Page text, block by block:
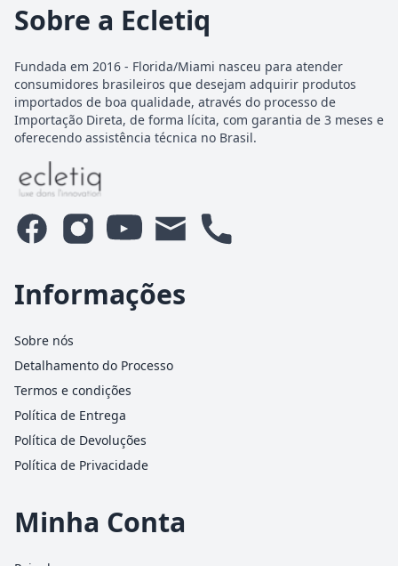
Sobre a Ecletiq
Fundada em 2016 - Florida/Miami nasceu para atender
consumidores brasileiros que desejam adquirir produtos
importados de boa qualidade, através do processo de
Importação Direta, de forma lícita, com garantia de 3 meses e
oferecendo assistência técnica no Brasil.
Informações
Sobre nós
Detalhamento do Processo
Termos e condições
Política de Entrega
Política de Devoluções
Política de Privacidade
Minha Conta